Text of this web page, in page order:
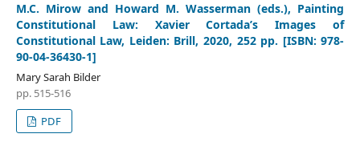
M.C. Mirow and Howard M. Wasserman (eds.), Painting
Constitutional Law: Xavier Cortada’s Images of
Constitutional Law, Leiden: Brill, 2020, 252 pp. [ISBN: 978-
90-04-36430-1]
Mary Sarah Bilder
pp. 515-516
PDF